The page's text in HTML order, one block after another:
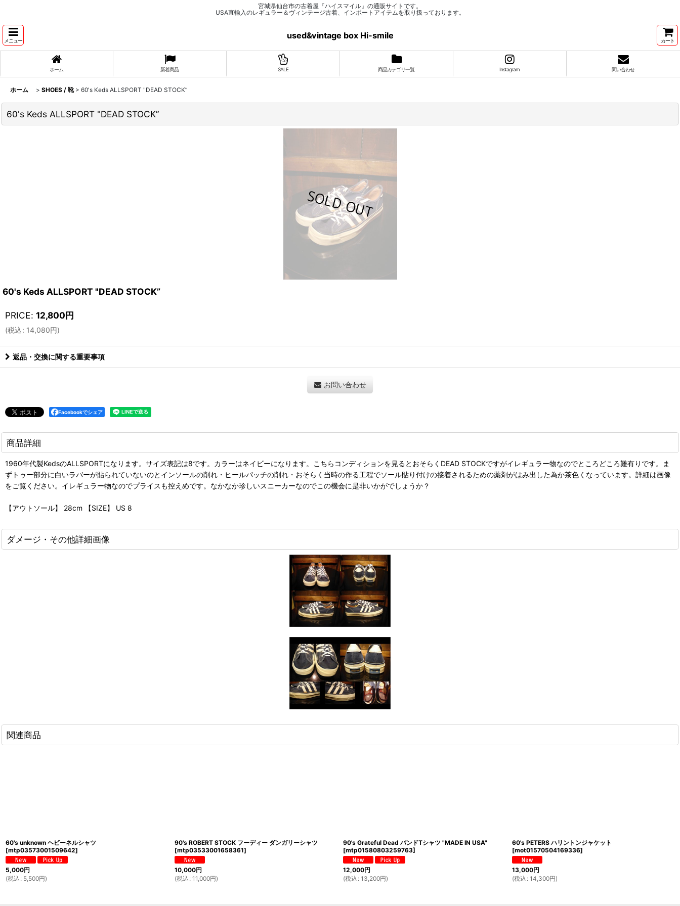
宮城県仙台市の古着屋『ハイスマイル』の通販サイトです。
USA直輸入のレギュラー＆ヴィンテージ古着、インポートアイテムを取り扱っております。
メニュー
used&vintage box Hi-smile
カート
ホーム 新着商品 SALE 商品カテゴリ一覧 Instagram 問い合わせ
ホーム > SHOES / 靴 > 60's Keds ALLSPORT "DEAD STOCK”
60's Keds ALLSPORT "DEAD STOCK”
60's Keds ALLSPORT "DEAD STOCK”
PRICE: 12,800円
(税込: 14,080円)
返品・交換に関する重要事項
お問い合わせ
Facebookでシェア
商品詳細
1960年代製KedsのALLSPORTになります。サイズ表記は8です。カラーはネイビーになります。こちらコンディションを見るとおそらくDEAD STOCKですがイレギュラー物なのでところどころ難有りです。ま
ずトゥー部分に白いラバーが貼られていないのとインソールの削れ・ヒールパッチの削れ・おそらく当時の作る工程でソール貼り付けの接着されるための薬剤がはみ出した為か茶色くなっています。詳細は画像
をご覧ください。イレギュラー物なのでプライスも控えめです。なかなか珍しいスニーカーなのでこの機会に是非いかがでしょうか？
【アウトソール】 28cm 【SIZE】 US 8
ダメージ・その他詳細画像
関連商品
60's unknown ヘビーネルシャツ
[mtp03573001509642]
5,000円
(税込 : 5,500円)
90's ROBERT STOCK フーディー ダンガリーシャツ
[mtp03533001658361]
10,000円
(税込 : 11,000円)
90's Grateful Dead バンドTシャツ "MADE IN USA"
[mtp01580803259763]
12,000円
(税込 : 13,200円)
60's PETERS ハリントンジャケット
[mot01570504169336]
13,000円
(税込 : 14,300円)